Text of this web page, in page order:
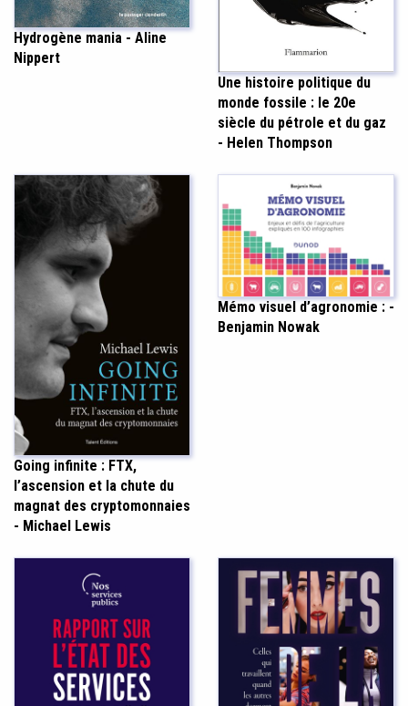
Hydrogène mania - Aline
Nippert
Une histoire politique du
monde fossile : le 20e
siècle du pétrole et du gaz
- Helen Thompson
Going infinite : FTX,
l’ascension et la chute du
magnat des cryptomonnaies
- Michael Lewis
Mémo visuel d’agronomie : -
Benjamin Nowak